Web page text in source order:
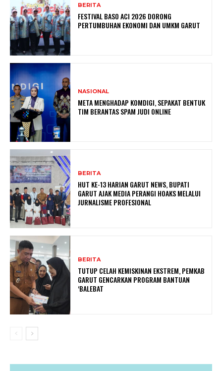
BERITA
FESTIVAL BASO ACI 2026 DORONG
PERTUMBUHAN EKONOMI DAN UMKM GARUT
NASIONAL
META MENGHADAP KOMDIGI, SEPAKAT BENTUK
TIM BERANTAS SPAM JUDI ONLINE
BERITA
HUT KE-13 HARIAN GARUT NEWS, BUPATI
GARUT AJAK MEDIA PERANGI HOAKS MELALUI
JURNALISME PROFESIONAL
BERITA
TUTUP CELAH KEMISKINAN EKSTREM, PEMKAB
GARUT GENCARKAN PROGRAM BANTUAN
‘BALEBAT